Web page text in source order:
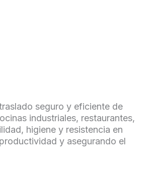
seguro y eficiente de
industriales, restaurantes,
higiene y resistencia en
y asegurando el